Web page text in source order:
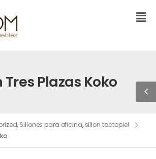
Tres Plazas Koko
, Sillones para oficina, sillon tactopiel